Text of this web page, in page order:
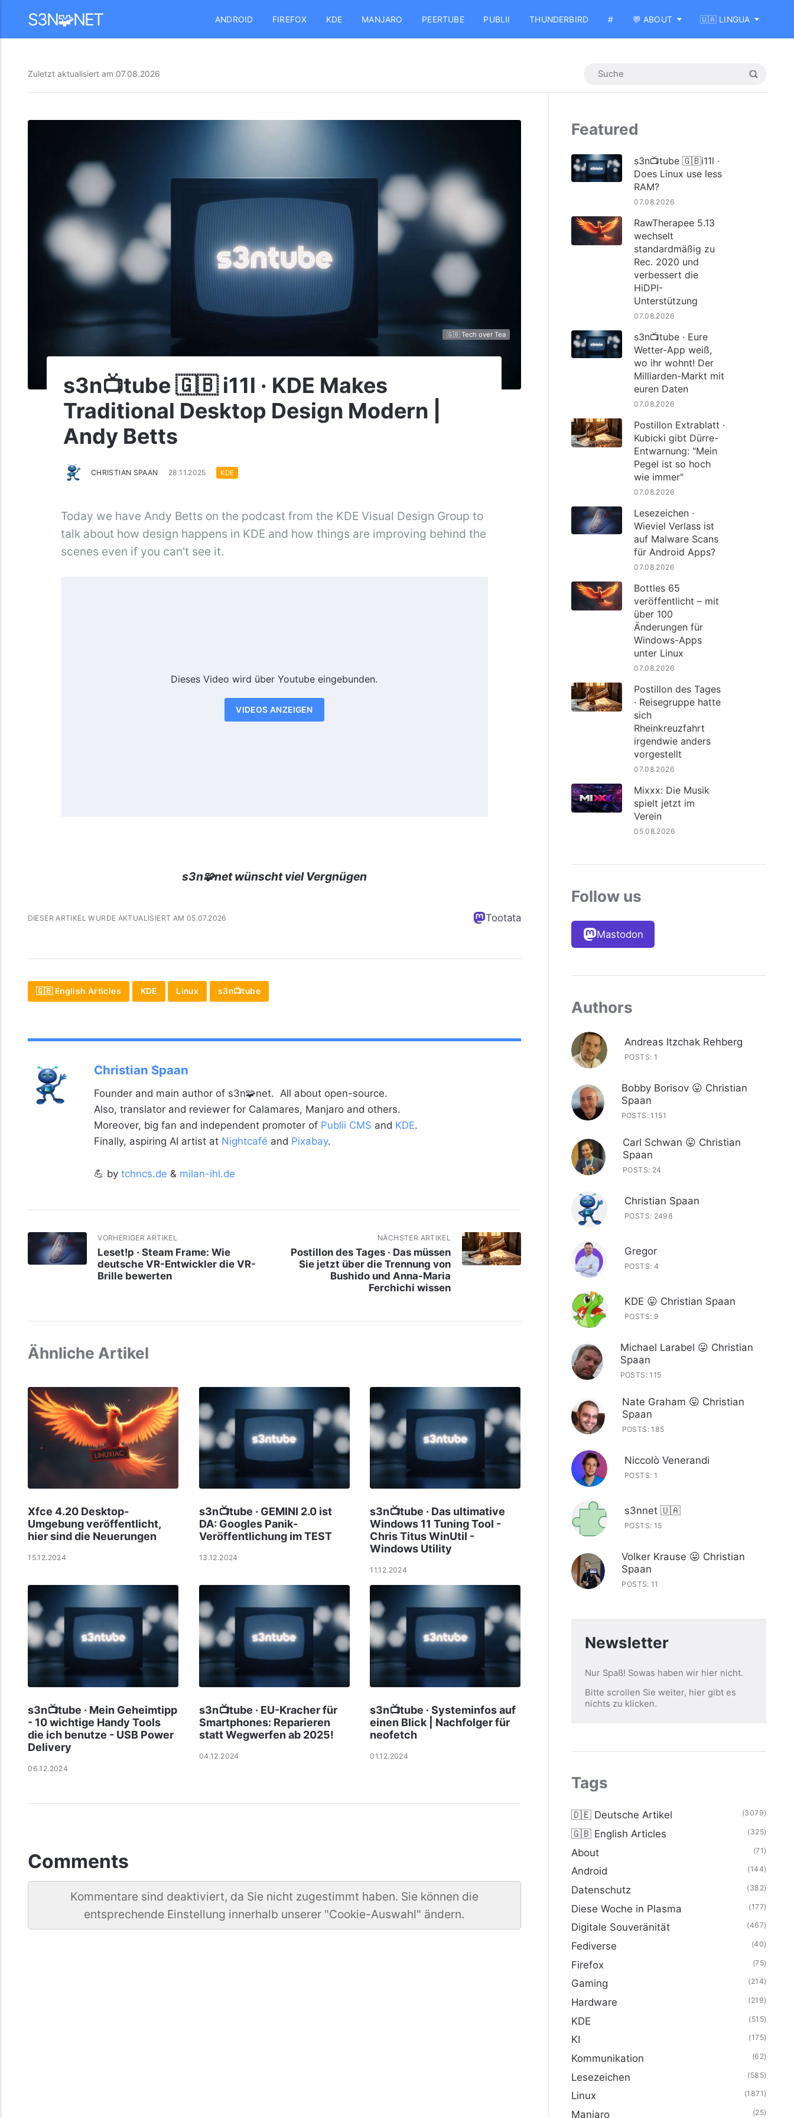
S3N🧩NET ANDROID FIREFOX KDE MANJARO PEERTUBE PUBLII THUNDERBIRD # 💬 ABOUT 🇺🇦 LINGUA
Zuletzt aktualisiert am 07.08.2026
🇬🇧 Tech over Tea
s3n📺tube 🇬🇧 i11l · KDE Makes
Traditional Desktop Design Modern |
Andy Betts
CHRISTIAN SPAAN 28.11.2025 KDE
Today we have Andy Betts on the podcast from the KDE Visual Design Group to
talk about how design happens in KDE and how things are improving behind the
scenes even if you can't see it.
Dieses Video wird über Youtube eingebunden.
VIDEOS ANZEIGEN
s3n🧩net wünscht viel Vergnügen
DIESER ARTIKEL WURDE AKTUALISIERT AM 05.07.2026 Tootata
🇬🇧 English Articles KDE Linux s3n📺tube
Christian Spaan
Founder and main author of s3n🧩net. All about open-source.
Also, translator and reviewer for Calamares, Manjaro and others.
Moreover, big fan and independent promoter of Publii CMS and KDE.
Finally, aspiring AI artist at Nightcafé and Pixabay.
💪 by tchncs.de & milan-ihl.de
VORHERIGER ARTIKEL
Leset!p · Steam Frame: Wie
deutsche VR-Entwickler die VR-
Brille bewerten
NÄCHSTER ARTIKEL
Postillon des Tages · Das müssen
Sie jetzt über die Trennung von
Bushido und Anna-Maria
Ferchichi wissen
Ähnliche Artikel
Xfce 4.20 Desktop-
Umgebung veröffentlicht,
hier sind die Neuerungen
15.12.2024
s3n📺tube · GEMINI 2.0 ist
DA: Googles Panik-
Veröffentlichung im TEST
13.12.2024
s3n📺tube · Das ultimative
Windows 11 Tuning Tool -
Chris Titus WinUtil -
Windows Utility
11.12.2024
s3n📺tube · Mein Geheimtipp
- 10 wichtige Handy Tools
die ich benutze - USB Power
Delivery
06.12.2024
s3n📺tube · EU-Kracher für
Smartphones: Reparieren
statt Wegwerfen ab 2025!
04.12.2024
s3n📺tube · Systeminfos auf
einen Blick | Nachfolger für
neofetch
01.12.2024
Comments
Kommentare sind deaktiviert, da Sie nicht zugestimmt haben. Sie können die
entsprechende Einstellung innerhalb unserer "Cookie-Auswahl" ändern.
Featured
s3n📺tube 🇬🇧i11l ·
Does Linux use less
RAM?
07.08.2026
RawTherapee 5.13
wechselt
standardmäßig zu
Rec. 2020 und
verbessert die
HiDPI-
Unterstützung
07.08.2026
s3n📺tube · Eure
Wetter-App weiß,
wo ihr wohnt! Der
Milliarden-Markt mit
euren Daten
07.08.2026
Postillon Extrablatt ·
Kubicki gibt Dürre-
Entwarnung: "Mein
Pegel ist so hoch
wie immer"
07.08.2026
Lesezeichen ·
Wieviel Verlass ist
auf Malware Scans
für Android Apps?
07.08.2026
Bottles 65
veröffentlicht – mit
über 100
Änderungen für
Windows-Apps
unter Linux
07.08.2026
Postillon des Tages
· Reisegruppe hatte
sich
Rheinkreuzfahrt
irgendwie anders
vorgestellt
07.08.2026
Mixxx: Die Musik
spielt jetzt im
Verein
05.08.2026
Follow us
Mastodon
Authors
Andreas Itzchak Rehberg
POSTS: 1
Bobby Borisov 😛 Christian
Spaan
POSTS: 1151
Carl Schwan 😛 Christian
Spaan
POSTS: 24
Christian Spaan
POSTS: 2498
Gregor
POSTS: 4
KDE 😛 Christian Spaan
POSTS: 9
Michael Larabel 😛 Christian
Spaan
POSTS: 115
Nate Graham 😛 Christian
Spaan
POSTS: 185
Niccolò Venerandi
POSTS: 1
s3nnet 🇺🇦
POSTS: 15
Volker Krause 😛 Christian
Spaan
POSTS: 11
Newsletter
Nur Spaß! Sowas haben wir hier nicht.
Bitte scrollen Sie weiter, hier gibt es
nichts zu klicken.
Tags
🇩🇪 Deutsche Artikel (3079)
🇬🇧 English Articles (325)
About (71)
Android (144)
Datenschutz (382)
Diese Woche in Plasma (177)
Digitale Souveränität (467)
Fediverse (40)
Firefox (75)
Gaming (214)
Hardware (219)
KDE (515)
KI (175)
Kommunikation (62)
Lesezeichen (585)
Linux (1871)
Manjaro (25)